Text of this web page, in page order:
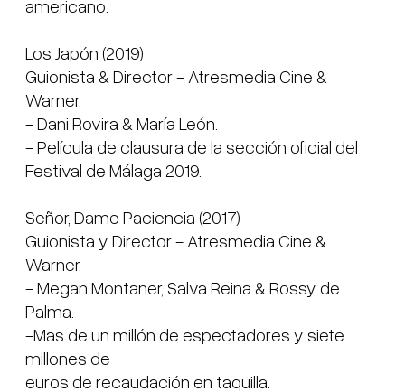
americano.
Los Japón (2019)
Guionista & Director - Atresmedia Cine &
Warner.
- Dani Rovira & María León.
- Película de clausura de la sección oficial del
Festival de Málaga 2019.
Señor, Dame Paciencia (2017)
Guionista y Director - Atresmedia Cine &
Warner.
- Megan Montaner, Salva Reina & Rossy de
Palma.
-Mas de un millón de espectadores y siete
millones de
euros de recaudación en taquilla.